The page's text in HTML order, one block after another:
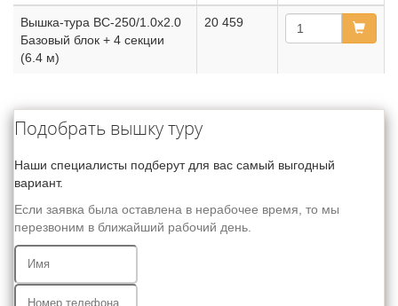
Вышка-тура ВС-250/1.0х2.0
Базовый блок + 4 секции
(6.4 м)
20 459
Подобрать вышку туру
Наши специалисты подберут для вас самый выгодный
вариант.
Если заявка была оставлена в нерабочее время, то мы
перезвоним в ближайший рабочий день.